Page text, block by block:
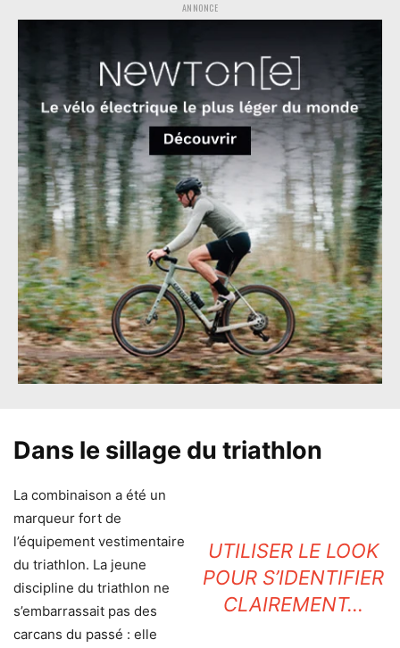
ANNONCE
Dans le sillage du triathlon
UTILISER LE LOOK
POUR S’IDENTIFIER
CLAIREMENT…
La combinaison a été un
marqueur fort de
l’équipement vestimentaire
du triathlon. La jeune
discipline du triathlon ne
s’embarrassait pas des
carcans du passé : elle